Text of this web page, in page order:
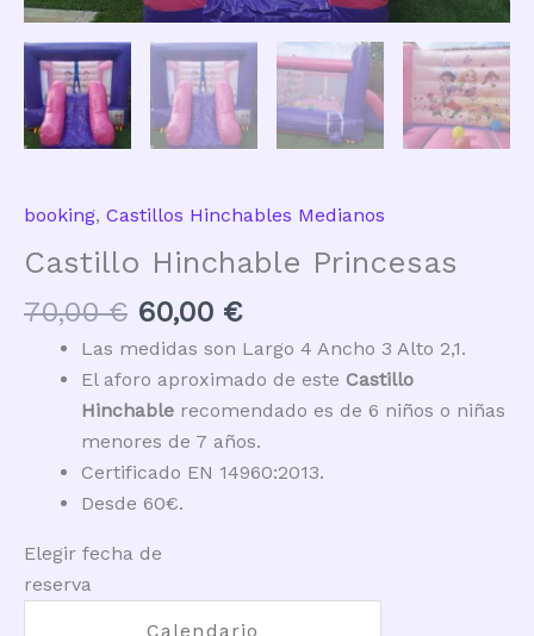
booking, Castillos Hinchables Medianos
Castillo Hinchable Princesas
70,00€ El
precio
original
era:
70,00 €.
60,00 €El
precio
actual
es:
60,00 €.
precio
actual
60,00
Las medidas son Largo 4 Ancho 3 Alto 2,1.
El aforo aproximado de este Castillo
Hinchable recomendado es de 6 niños o niñas
menores de 7 años.
Certificado EN 14960:2013.
Desde 60€.
Elegir fecha de
reserva